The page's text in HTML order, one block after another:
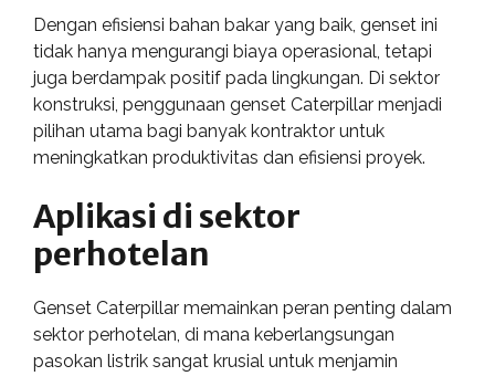
Dengan efisiensi bahan bakar yang baik, genset ini
tidak hanya mengurangi biaya operasional, tetapi
juga berdampak positif pada lingkungan. Di sektor
konstruksi, penggunaan genset Caterpillar menjadi
pilihan utama bagi banyak kontraktor untuk
meningkatkan produktivitas dan efisiensi proyek.
Aplikasi di sektor
perhotelan
Genset Caterpillar memainkan peran penting dalam
sektor perhotelan, di mana keberlangsungan
pasokan listrik sangat krusial untuk menjamin